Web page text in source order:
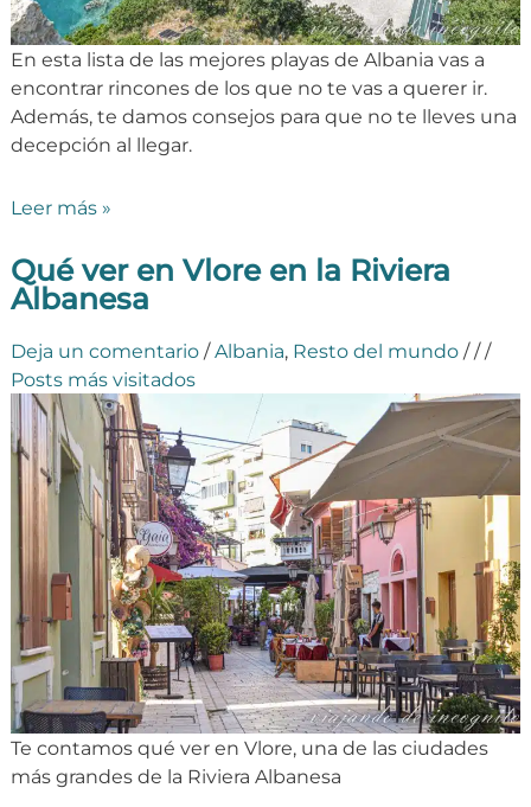
En esta lista de las mejores playas de Albania vas a
encontrar rincones de los que no te vas a querer ir.
Además, te damos consejos para que no te lleves una
decepción al llegar.
Leer más »
Qué ver en Vlore en la Riviera
Albanesa
Deja un comentario /Albania, Resto del mundo///
Posts más visitados
Te contamos qué ver en Vlore, una de las ciudades
más grandes de la Riviera Albanesa